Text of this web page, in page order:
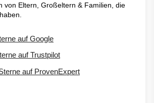
von Eltern, Großeltern & Familien, die
auf Google
auf Trustpilot
auf ProvenExpert